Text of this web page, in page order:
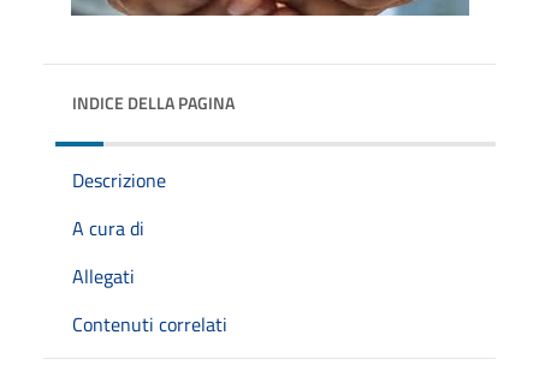
INDICE DELLA PAGINA
Descrizione
A cura di
Allegati
Contenuti correlati